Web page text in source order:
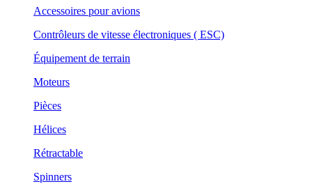
Accessoires pour avions
Contrôleurs de vitesse électroniques ( ESC)
Équipement de terrain
Moteurs
Pièces
Hélices
Rétractable
Spinners